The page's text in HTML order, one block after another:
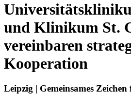
und Klinikum St.
vereinbaren
Kooperation
Leipzig | Gemeinsames